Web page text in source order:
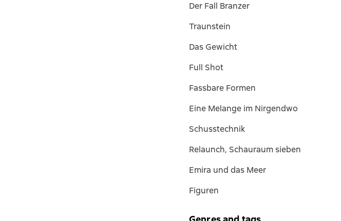
Der Fall Branzer
Traunstein
Das Gewicht
Full Shot
Fassbare Formen
Eine Melange im Nirgendwo
Schusstechnik
Relaunch, Schauraum sieben
Emira und das Meer
Figuren